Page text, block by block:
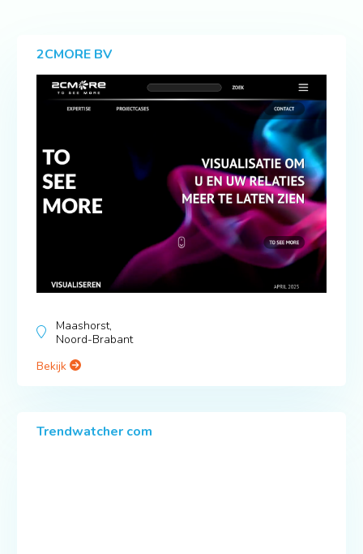
2CMORE BV
Maashorst,
Noord-Brabant
Bekijk
Trendwatcher com